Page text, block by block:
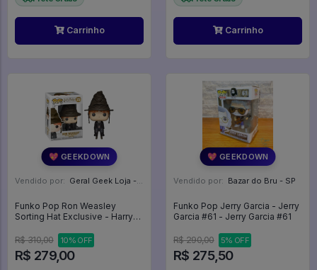
Carrinho Carrinho
💖 GEEKDOWN
Vendido por: Geral Geek Loja - SP
Funko Pop Ron Weasley
Sorting Hat Exclusive - Harry
R$ 310,00
10% OFF
R$ 279,00
💖 GEEKDOWN
Vendido por: Bazar do Bru - SP
Funko Pop Jerry Garcia - Jerry
Garcia #61 - Jerry Garcia #61
R$ 290,00 5% OFF
R$ 275,50